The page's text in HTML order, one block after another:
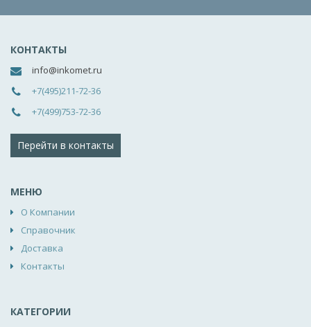
КОНТАКТЫ
info@inkomet.ru
+7(495)211-72-36
+7(499)753-72-36
Перейти в контакты
МЕНЮ
О Компании
Справочник
Доставка
Контакты
КАТЕГОРИИ